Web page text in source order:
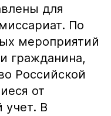
для
По
мероприятий
гражданина,
Российской
от
учет. В